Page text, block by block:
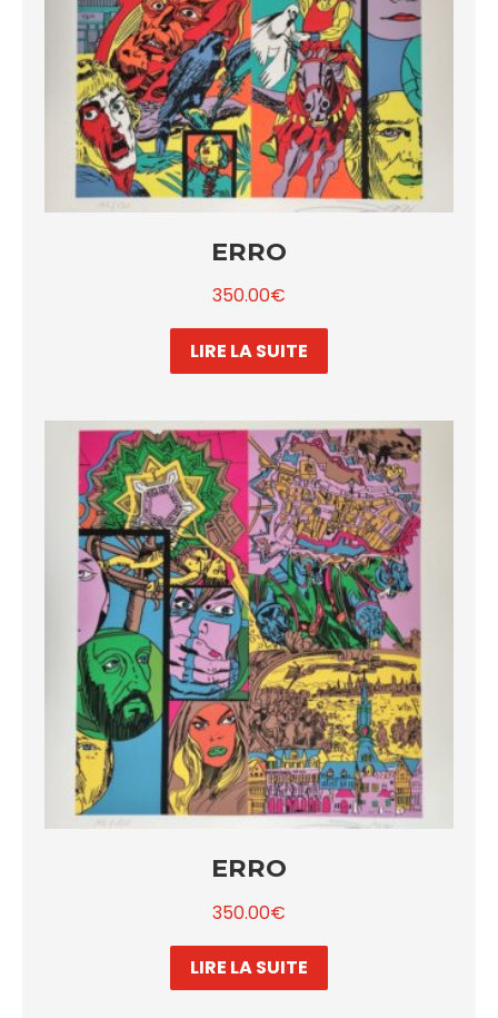
ERRO
350.00€
LIRE LA SUITE
ERRO
350.00€
LIRE LA SUITE